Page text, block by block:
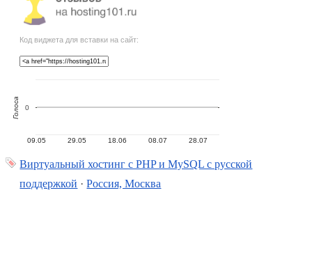
Код виджета для вставки на сайт:
09.05 29.05 18.06 08.07 28.07
0
Голоса
Виртуальный хостинг c PHP и MySQL с русской
поддержкой ·Россия, Москва